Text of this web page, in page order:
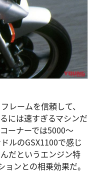
レームを信頼して、
には速すぎるマシンだ
ーナーでは5000〜
ルのGSX1100で感じ
だというエンジン特
ンとの相乗効果だ。